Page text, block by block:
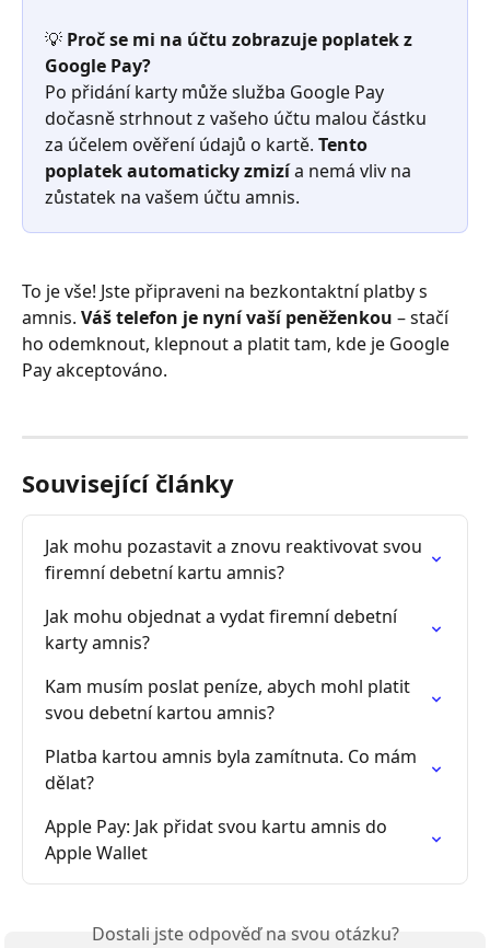
💡 Proč se mi na účtu zobrazuje poplatek z
Google Pay?
Po přidání karty může služba Google Pay
dočasně strhnout z vašeho účtu malou částku
za účelem ověření údajů o kartě. Tento
poplatek automaticky zmizí a nemá vliv na
zůstatek na vašem účtu amnis.
To je vše! Jste připraveni na bezkontaktní platby s
amnis. Váš telefon je nyní vaší peněženkou – stačí
ho odemknout, klepnout a platit tam, kde je Google
Pay akceptováno.
Související články
Jak mohu pozastavit a znovu reaktivovat svou
firemní debetní kartu amnis?
Jak mohu objednat a vydat firemní debetní
karty amnis?
Kam musím poslat peníze, abych mohl platit
svou debetní kartou amnis?
Platba kartou amnis byla zamítnuta. Co mám
dělat?
Apple Pay: Jak přidat svou kartu amnis do
Apple Wallet
Dostali jste odpověď na svou otázku?